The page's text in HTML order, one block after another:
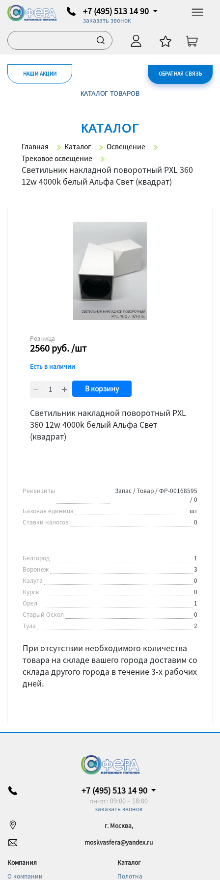
+7 (495) 513 14 90
заказать звонок
ОБРАТНАЯ СВЯЗЬ
НАШИ АКЦИИ
КАТАЛОГ ТОВАРОВ
КАТАЛОГ
Главная Каталог
Освещение
Трековое освещение
Светильник накладной поворотный PXL 360
12w 4000k белый Альфа Свет (квадрат)
Розница
2560руб./шт
Есть в наличии
В корзину
Светильник накладной поворотный PXL
360 12w 4000k белый Альфа Свет
(квадрат)
Реквизиты
Запас / Товар / ФР-00168595
/ 0
Базовая единица
шт
Ставки налогов
0
Белгород
1
Воронеж
3
Калуга
0
Курск
0
Орел
1
Старый Оскол
0
Тула
2
При отсутствии необходимого количества
товара на складе вашего города доставим со
склада другого города в течение 3-х рабочих
дней.
+7 (495) 513 14 90
пн-пт: 09:00 – 18:00
заказать звонок
г. Москва,
moskvasfera@yandex.ru
Компания
О компании
Каталог
Полотна